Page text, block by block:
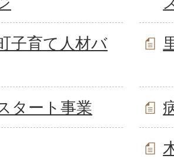
子育て人材バ
タート事業